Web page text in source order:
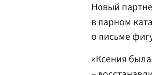
Новый
в парном
о письме
«Ксения